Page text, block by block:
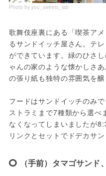
Photo by you_sweets_lab
歌舞伎座裏にある「喫茶ア
るサンドイッチ屋さん。テ
ができています。緑のひさ
ゃんの家のような懐かしさ
の張り紙も独特の雰囲気を醸
フードはサンドイッチのみ
ストラミまで7種類から選べ
なくなってしまいましたが
リンクとセットでドデカサン
（手前）タマゴサン